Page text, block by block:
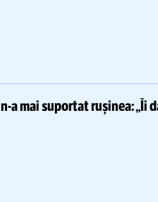
n-amai suportat rușinea:„Îi